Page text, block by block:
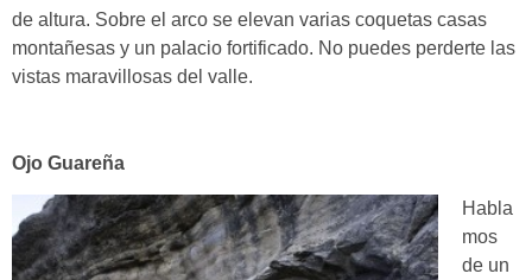
de altura. Sobre el arco se elevan varias coquetas casas
montañesas y un palacio fortificado. No puedes perderte las
vistas maravillosas del valle.
Ojo Guareña
Habla
mos
de un